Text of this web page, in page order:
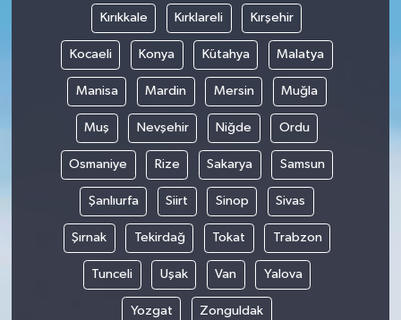
Kırıkkale Kırklareli Kırşehir
Kocaeli Konya Kütahya Malatya
Manisa Mardin Mersin Muğla
Muş Nevşehir Niğde Ordu
Osmaniye Rize Sakarya Samsun
Şanlıurfa Siirt Sinop Sivas
Şırnak Tekirdağ Tokat Trabzon
Tunceli Uşak Van Yalova
Yozgat Zonguldak